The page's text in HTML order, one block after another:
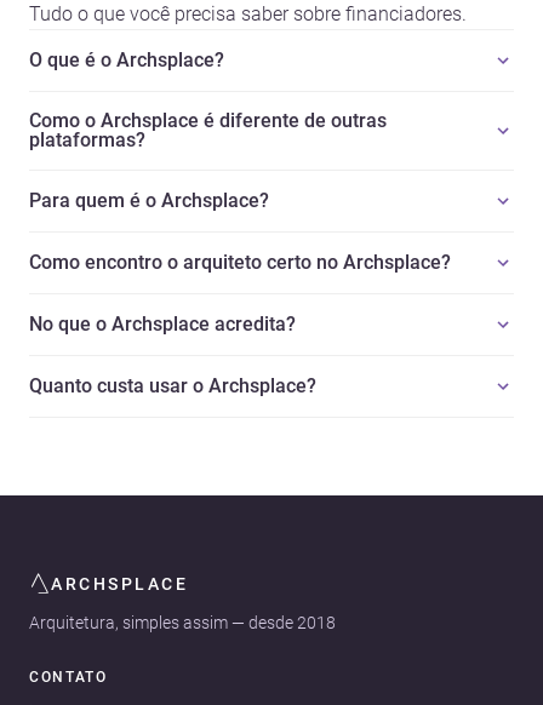
Tudo o que você precisa saber sobre financiadores.
O que é o Archsplace?
Como o Archsplace é diferente de outras
plataformas?
Para quem é o Archsplace?
Como encontro o arquiteto certo no Archsplace?
No que o Archsplace acredita?
Quanto custa usar o Archsplace?
ARCHSPLACE
Arquitetura, simples assim — desde 2018
CONTATO